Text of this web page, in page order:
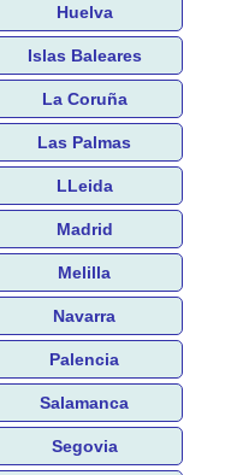
Huelva
Islas Baleares
La Coruña
Las Palmas
LLeida
Madrid
Melilla
Navarra
Palencia
Salamanca
Segovia